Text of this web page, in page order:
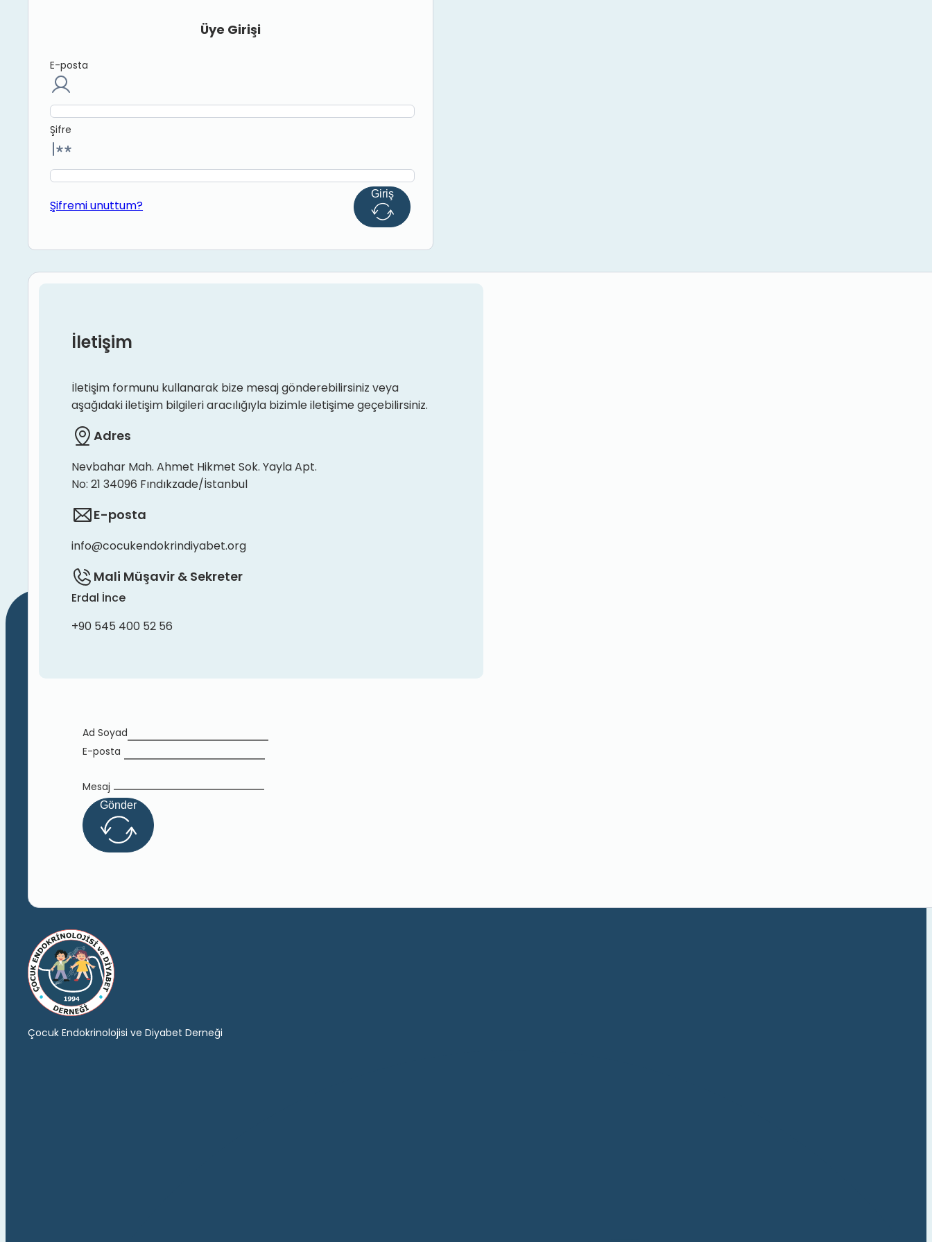
Üye Girişi
E-posta
Şifre
Şifremi unuttum?
Giriş
İletişim
İletişim formunu kullanarak bize mesaj gönderebilirsiniz veya
aşağıdaki iletişim bilgileri aracılığıyla bizimle iletişime geçebilirsiniz.
Adres
Nevbahar Mah. Ahmet Hikmet Sok. Yayla Apt.
No: 21 34096 Fındıkzade/İstanbul
E-posta
info@cocukendokrindiyabet.org
Mali Müşavir & Sekreter
Erdal İnce
+90 545 400 52 56
Ad Soyad
E-posta
Mesaj
Gönder
Çocuk Endokrinolojisi ve Diyabet Derneği